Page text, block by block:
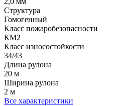
Структура
Гомогенный
Класс пожаробезопасности
КМ2
Класс износостойкости
34/43
Длина рулона
20 м
Ширина рулона
2 м
Все характеристики